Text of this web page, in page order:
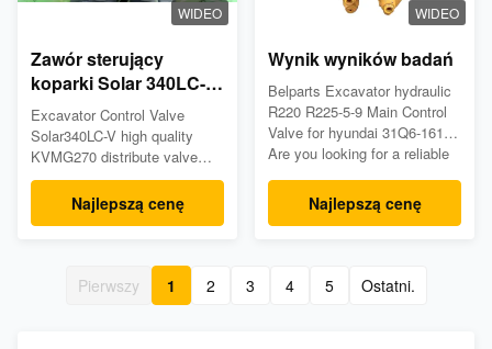
WIDEO
Zawór sterujący
koparki Solar 340LC-V
KVMG270
Excavator Control Valve
Solar340LC-V high quality
KVMG270 distribute valve
Appliion Excavator Part name
MCV Model Solar340LC-V
Part number LC30V00010F2
term T/T, Western union,
paypal, trade assurance or as
required After sales service
Najlepszą cenę
WIDEO
Wynik wyników badań
Belparts Excavator hydraulic
R220 R225-5-9 Main Control
Valve for hyundai 31Q6-16111
Are you looking for a reliable
your excavator? Look no
further than the R220 R225-5-
wide range of excavator
models. Key Features: ...
Najlepszą cenę
Pierwszy 1 2 3 4 5 Ostatni.